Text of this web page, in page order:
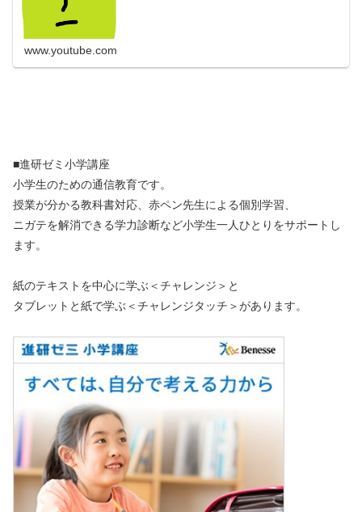
www.youtube.com
■進研ゼミ小学講座
小学生のための通信教育です。
授業が分かる教科書対応、赤ペン先生による個別学習、
ニガテを解消できる学力診断など小学生一人ひとりをサポートし
ます。
紙のテキストを中心に学ぶ＜チャレンジ＞と
タブレットと紙で学ぶ＜チャレンジタッチ＞があります。